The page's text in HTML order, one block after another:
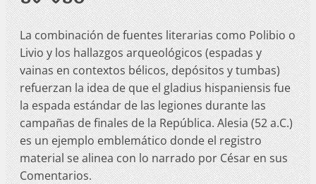
La combinación de fuentes literarias como Polibio o
Livio y los hallazgos arqueológicos (espadas y
vainas en contextos bélicos, depósitos y tumbas)
refuerzan la idea de que el gladius hispaniensis fue
la espada estándar de las legiones durante las
campañas de finales de la República. Alesia (52 a.C.)
es un ejemplo emblemático donde el registro
material se alinea con lo narrado por César en sus
Comentarios.